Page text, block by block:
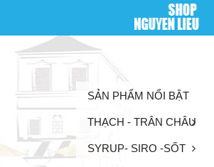
SẢN PHẨM NỔI BẬT
THẠCH - TRÂN CHÂU
SYRUP- SIRO -SỐT